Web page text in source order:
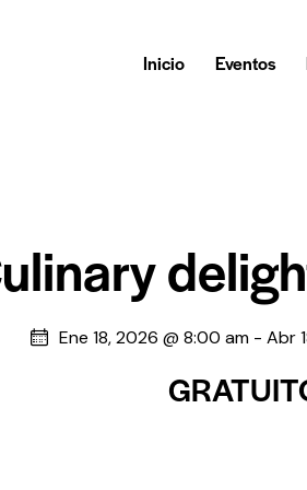
Inicio Eventos
Ene 18, 2026 @ 8:00 am - Abr